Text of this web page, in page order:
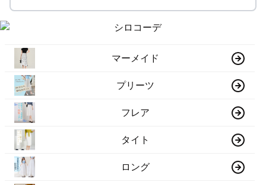
マーメイド
プリーツ
フレア
タイト
ロング